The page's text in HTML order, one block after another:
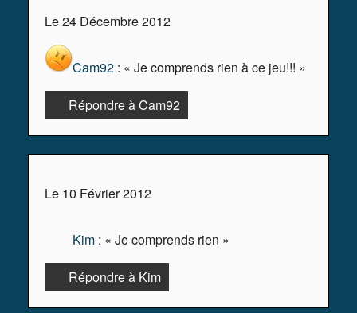
Le 24 Décembre 2012
Cam92 : « Je comprends rien à ce jeu!!! »
Répondre à Cam92
Le 10 Février 2012
Kim : « Je comprends rien »
Répondre à Kim